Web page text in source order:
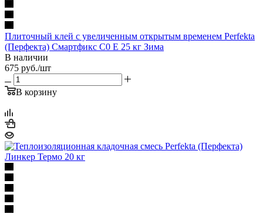
Плиточный клей с увеличенным открытым временем Perfekta
(Перфекта) Смартфикс C0 E 25 кг Зима
В наличии
675 руб./шт
В корзину